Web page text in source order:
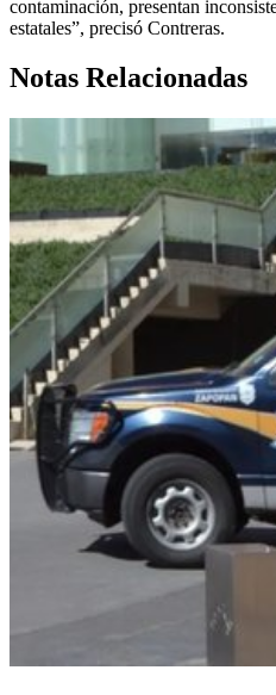
contaminación, presentan
estatales”, precisó Contreras.
Notas Relacionadas